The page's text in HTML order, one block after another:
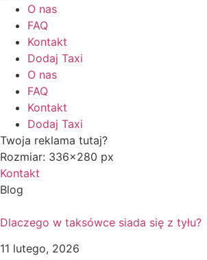
O nas
FAQ
Kontakt
Dodaj Taxi
O nas
FAQ
Kontakt
Dodaj Taxi
Twoja reklama tutaj?
Rozmiar: 336x280 px
Kontakt
Blog
Dlaczego w taksówce siada się z tyłu?
11 lutego, 2026